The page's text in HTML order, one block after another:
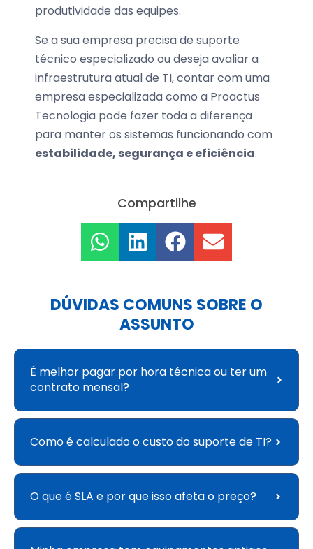
produtividade das equipes.
Se a sua empresa precisa de suporte
técnico especializado ou deseja avaliar a
infraestrutura atual de TI, contar com uma
empresa especializada como a Proactus
Tecnologia pode fazer toda a diferença
para manter os sistemas funcionando com
estabilidade, segurança e eficiência.
Compartilhe
DÚVIDAS COMUNS SOBRE O
ASSUNTO
É melhor pagar por hora técnica ou ter um
contrato mensal?
Como é calculado o custo do suporte de TI?
O que é SLA e por que isso afeta o preço?